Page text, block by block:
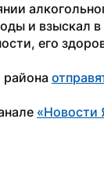
и взыскал
его
района
«Новости